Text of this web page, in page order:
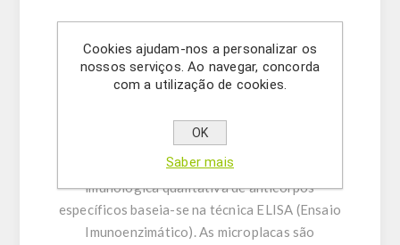
solium IgG destina-se à determinação
qualitativa de anticorpos da classe IgG contra
(citrato, heparina).
INFORMAÇÃO GERAL:A determinação
imunológica qualitativa de anticorpos
específicos baseia-se na técnica ELISA (Ensaio
Imunoenzimático). As microplacas são
Cookies ajudam-nos a personalizar os
nossos serviços. Ao navegar, concorda
com a utilização de cookies.
OK
Saber mais